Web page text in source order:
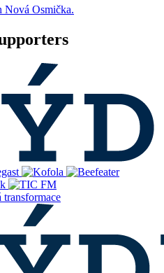
Nová Osmička.